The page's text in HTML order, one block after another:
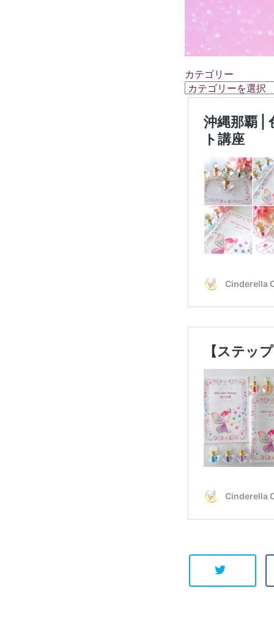
カテゴリー
カ
テ